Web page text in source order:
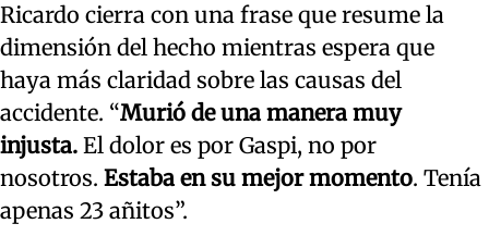
Ricardo cierra con una frase que resume la
dimensión del hecho mientras espera que
haya más claridad sobre las causas del
accidente. “Murió de una manera muy
injusta. El dolor es por Gaspi, no por
nosotros. Estaba en su mejor momento. Tenía
apenas 23 añitos”.